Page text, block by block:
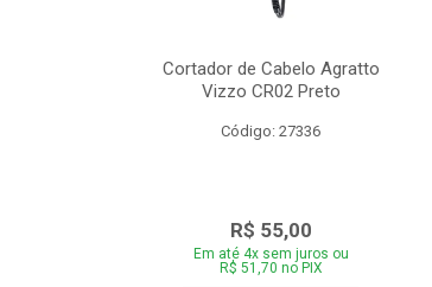
Cortador de Cabelo Agratto
Vizzo CR02 Preto
Código: 27336
R$ 55,00
Em até 4x sem juros ou
R$ 51,70 no PIX